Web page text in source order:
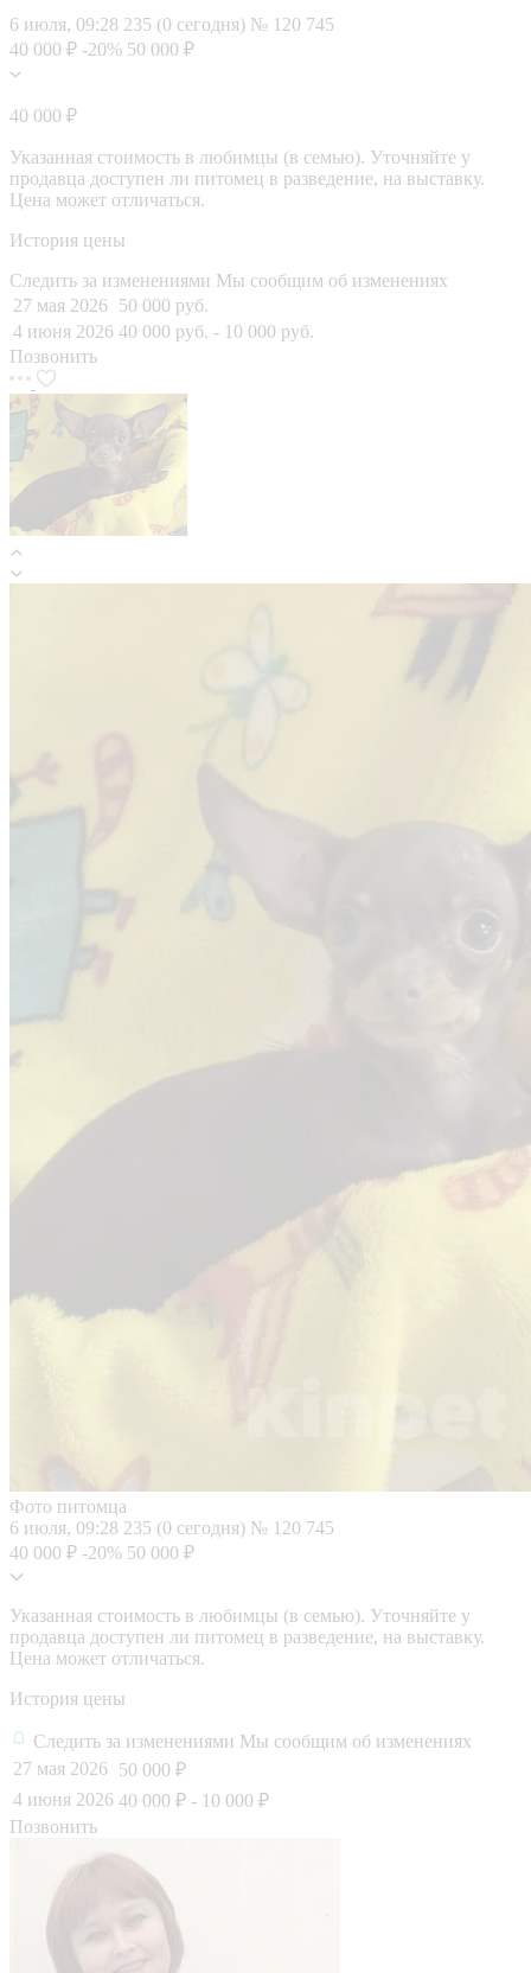
6 июля, 09:28 235 (0 сегодня) № 120 745
40 000 ₽ -20% 50 000 ₽
40 000 ₽
Указанная стоимость в любимцы (в семью). Уточняйте у
продавца доступен ли питомец в разведение, на выставку.
Цена может отличаться.
История цены
Следить за изменениями Мы сообщим об изменениях
27 мая 2026 50 000 руб.
4 июня 2026 40 000 руб. - 10 000 руб.
Позвонить
Фото питомца
6 июля, 09:28 235 (0 сегодня) № 120 745
40 000 ₽ -20% 50 000 ₽
Указанная стоимость в любимцы (в семью). Уточняйте у
продавца доступен ли питомец в разведение, на выставку.
Цена может отличаться.
История цены
Следить за изменениями Мы сообщим об изменениях
27 мая 2026 50 000 ₽
4 июня 2026 40 000 ₽ - 10 000 ₽
Позвонить